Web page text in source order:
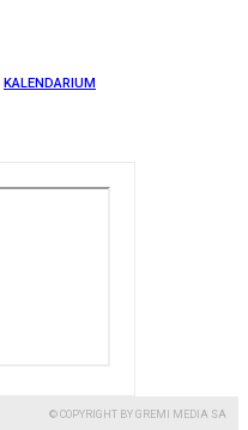
KALENDARIUM
© COPYRIGHT BY GREMI MEDIA SA